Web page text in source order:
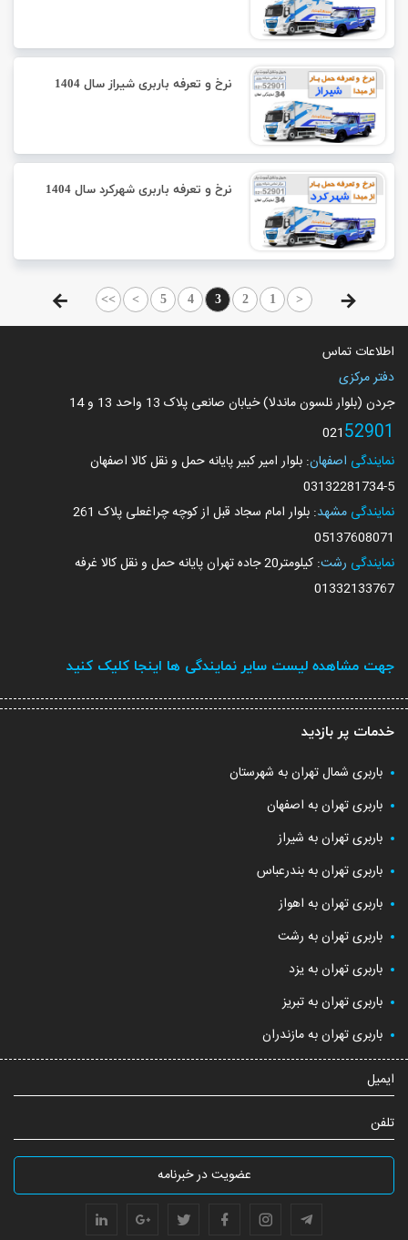
نرخ و تعرفه باربری شیراز سال 1404
نرخ و تعرفه باربری شهرکرد سال 1404
<
1
2
3
4
5
>
>>
اطلاعات تماس
دفتر مرکزی
جردن (بلوار نلسون ماندلا) خیابان صانعی پلاک 13 واحد 13 و 14
02152901
نمایندگی اصفهان: بلوار امیر کبیر پایانه حمل و نقل کالا اصفهان
03132281734-5
نمایندگی مشهد: بلوار امام سجاد قبل از کوچه چراغعلی پلاک 261
05137608071
نمایندگی رشت: کیلومتر20 جاده تهران پایانه حمل و نقل کالا غرفه
01332133767
جهت مشاهده لیست سایر نمایندگی ها اینجا کلیک کنید
خدمات پر بازدید
باربری شمال تهران به شهرستان
باربری تهران به اصفهان
باربری تهران به شیراز
باربری تهران به بندرعباس
باربری تهران به اهواز
باربری تهران به رشت
باربری تهران به یزد
باربری تهران به تبریز
باربری تهران به مازندران
ایمیل
تلفن
عضویت در خبرنامه